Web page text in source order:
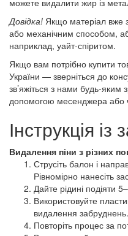
Довідка! Якщо матеріал вже
або механічним способом,
наприклад, уайт-спіритом.
Якщо вам потрібно купити
України — зверніться до
зв’яжіться з нами будь-
допомогою месенджера або
Інструкція
Видалення піни з різних
Струсіть балон і
Рівномірно нанесіть
Дайте рідині подіяти
Використовуйте
видалення забруднень.
Повторіть процес за